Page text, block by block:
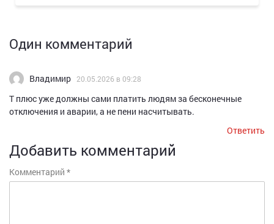
Один комментарий
Владимир 20.05.2026 в 09:28
Т плюс уже должны сами платить людям за бесконечные
отключения и аварии, а не пени насчитывать.
Ответить
Добавить комментарий
Комментарий *